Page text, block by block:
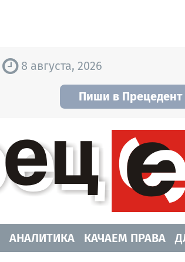
8 августа, 2026
Пиши в Прецедент
АНАЛИТИКА КАЧАЕМ ПРАВА